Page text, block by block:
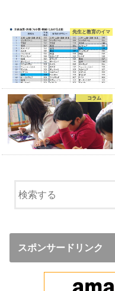
先生と教育のイマ
コラム
スポンサードリンク